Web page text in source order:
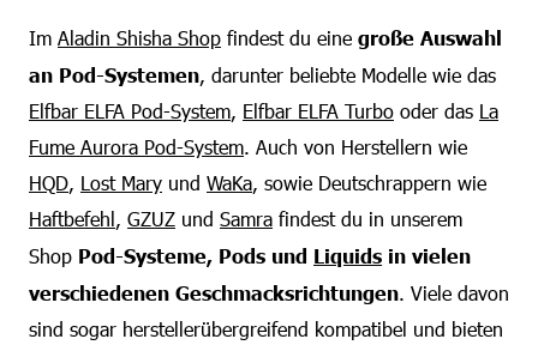
Im Aladin Shisha Shop findest du eine große Auswahl
an Pod-Systemen, darunter beliebte Modelle wie das
Elfbar ELFA Pod-System, Elfbar ELFA Turbo oder das La
Fume Aurora Pod-System. Auch von Herstellern wie
HQD, Lost Mary und WaKa, sowie Deutschrappern wie
Haftbefehl, GZUZ und Samra findest du in unserem
Shop Pod-Systeme, Pods und Liquids in vielen
verschiedenen Geschmacksrichtungen. Viele davon
sind sogar herstellerübergreifend kompatibel und bieten